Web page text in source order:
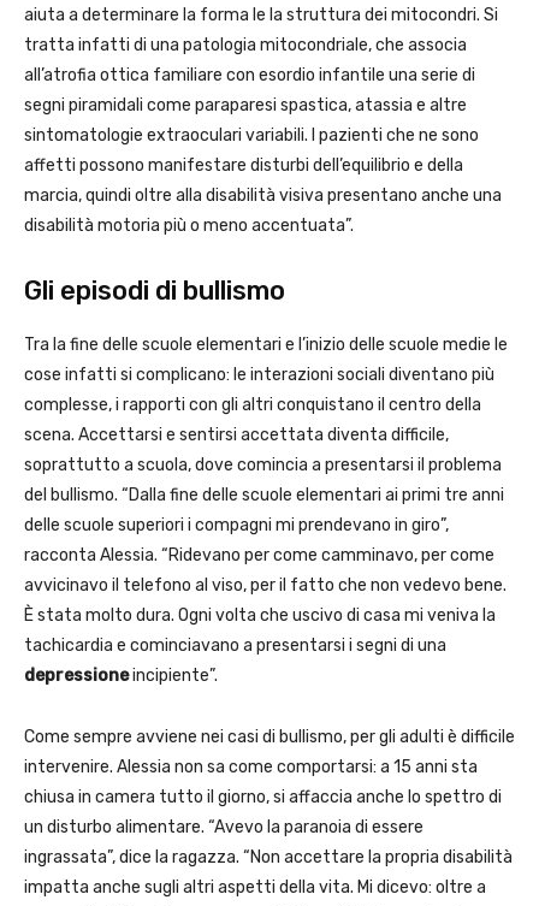
aiuta a determinare la forma le la struttura dei mitocondri. Si
tratta infatti di una patologia mitocondriale, che associa
all’atrofia ottica familiare con esordio infantile una serie di
segni piramidali come paraparesi spastica, atassia e altre
sintomatologie extraoculari variabili. I pazienti che ne sono
affetti possono manifestare disturbi dell’equilibrio e della
marcia, quindi oltre alla disabilità visiva presentano anche una
disabilità motoria più o meno accentuata”.
Gli episodi di bullismo
Tra la fine delle scuole elementari e l’inizio delle scuole medie le
cose infatti si complicano: le interazioni sociali diventano più
complesse, i rapporti con gli altri conquistano il centro della
scena. Accettarsi e sentirsi accettata diventa difficile,
soprattutto a scuola, dove comincia a presentarsi il problema
del bullismo. “Dalla fine delle scuole elementari ai primi tre anni
delle scuole superiori i compagni mi prendevano in giro”,
racconta Alessia. “Ridevano per come camminavo, per come
avvicinavo il telefono al viso, per il fatto che non vedevo bene.
È stata molto dura. Ogni volta che uscivo di casa mi veniva la
tachicardia e cominciavano a presentarsi i segni di una
depressioneincipiente”.
Come sempre avviene nei casi di bullismo, per gli adulti è difficile
intervenire. Alessia non sa come comportarsi: a 15 anni sta
chiusa in camera tutto il giorno, si affaccia anche lo spettro di
un disturbo alimentare. “Avevo la paranoia di essere
ingrassata”, dice la ragazza. “Non accettare la propria disabilità
impatta anche sugli altri aspetti della vita. Mi dicevo: oltre a